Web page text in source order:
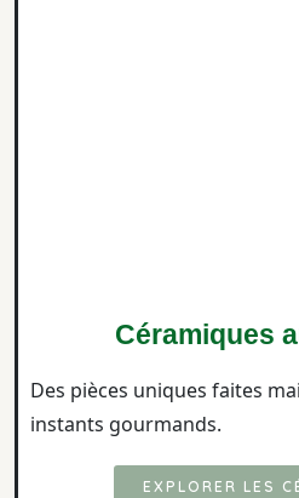
Céramiques
Des pièces uniques faites
instants gourmands.
EXPLORER LES